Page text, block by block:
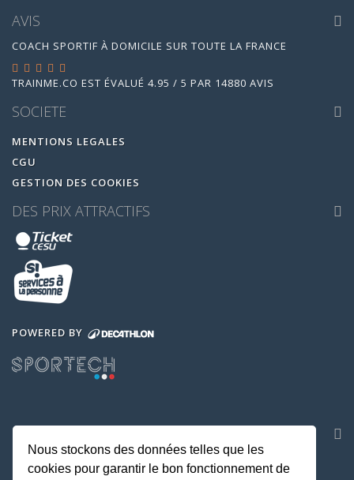
AVIS
COACH SPORTIF À DOMICILE SUR TOUTE LA FRANCE
TRAINME.CO EST ÉVALUÉ 4.95 / 5 PAR 14880 AVIS
SOCIETE
MENTIONS LEGALES
CGU
GESTION DES COOKIES
DES PRIX ATTRACTIFS
POWERED BY
Nous stockons des données telles que les
cookies pour garantir le bon fonctionnement de